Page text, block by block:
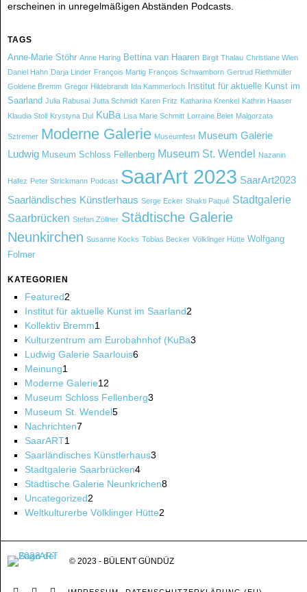
erscheinen in unregelmäßigen Abständen Podcasts.
TAGS
Anne-Marie Stöhr Anne Haring Bettina van Haaren Birgit Thalau Christiane Wien
Daniel Hahn Darja Linder François Martig François Schwamborn Gertrud Riethmüller
Goldene Bremm Gregor Hildebrandt Ida Kammerloch
Institut für aktuelle Kunst im
Saarland Julia Rabusai Jutta Schmidt Karen Fritz Katharina Krenkel
Kathrin Haaser
Klaudia Stoll
Krystyna Dul KuBa Lisa Marie Schmitt Lorraine Belet Malgorzata
Sztremer Moderne Galerie Museumfest Museum Galerie
Ludwig Museum Schloss Fellenberg Museum St. Wendel Nazanin
Hafez Peter Strickmann Podcast SaarArt 2023 SaarArt2023
Saarländisches Künstlerhaus Serge Ecker Shakti Paqué Stadtgalerie
Saarbrücken Stefan Zöllner Städtische Galerie
Neunkirchen Susanne Kocks Tobias Becker Völklinger Hütte Wolfgang
Folmer
KATEGORIEN
Featured2
Institut für aktuelle Kunst im Saarland2
Kollektiv Bremm1
Kulturzentrum am Eurobahnhof (KuBa3
Ludwig Galerie Saarlouis6
Meinung1
Moderne Galerie12
Museum Schloss Fellenberg3
Museum St. Wendel5
Nachrichten7
SaarART1
Saarländisches Künstlerhaus3
Stadtgalerie Saarbrücken4
Städtische Galerie Neunkrichen8
Uncategorized2
Weltkulturerbe Völklinger Hütte2
© 2023 - BÜLENT GÜNDÜZ